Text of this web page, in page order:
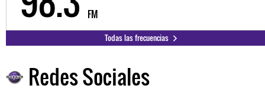
FM
Todas las frecuencias
Redes Sociales